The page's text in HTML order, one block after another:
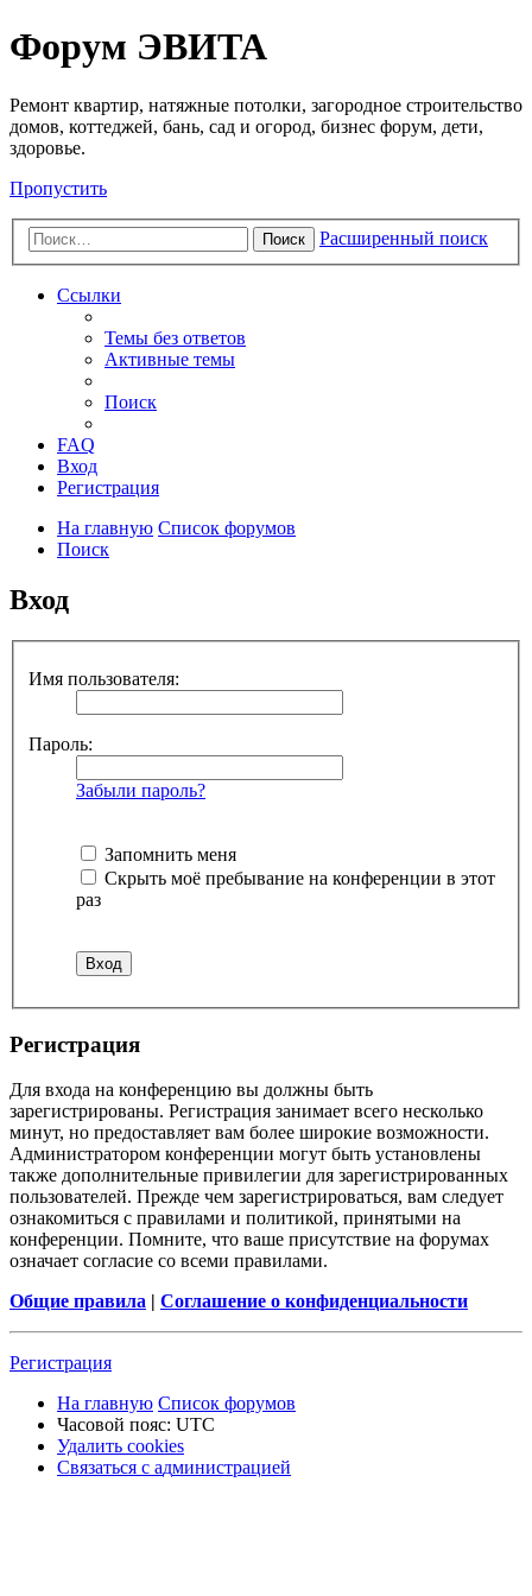
Регистрация
Форум ЭВИТА
Ремонт квартир, натяжные потолки, загородное строительство
домов, коттеджей, бань, сад и огород, бизнес форум, дети,
здоровье.
Пропустить
Поиск Расширенный поиск
Ссылки
Темы без ответов
Активные темы
Поиск
FAQ
Вход
Регистрация
На главную Список форумов
Поиск
Вход
Имя пользователя:
Пароль:
Забыли пароль?
Запомнить меня
Скрыть моё пребывание на конференции в этот
раз
Регистрация
Для входа на конференцию вы должны быть
зарегистрированы. Регистрация занимает всего несколько
минут, но предоставляет вам более широкие возможности.
Администратором конференции могут быть установлены
также дополнительные привилегии для зарегистрированных
пользователей. Прежде чем зарегистрироваться, вам следует
ознакомиться с правилами и политикой, принятыми на
конференции. Помните, что ваше присутствие на форумах
означает согласие со всеми правилами.
Общие правила | Соглашение о конфиденциальности
Регистрация
На главную Список форумов
Часовой пояс: UTC
Удалить cookies
Связаться
Связаться с администрацией